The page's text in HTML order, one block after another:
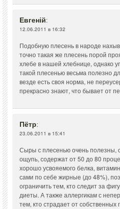
Евгеній:
12.06.2011 в 16:32
Подобную плесень в народе
точно такая же плесень порой
хлебе в нашей хлебнице, однако
такой плесенью весьма полезно
везде есть своя норма, не
прекрасно знают, что бывает от
Пётр:
23.06.2011 в 15:41
Сыры с плесенью очень полезны,
ощупь, содержат от 50 до 80
хорошо усвояемого белка,
сами по себе жирные (до 48%),
ограничить тем, кто следит за
диеты. А также аллергикам с
тем, кто страдает от собственных